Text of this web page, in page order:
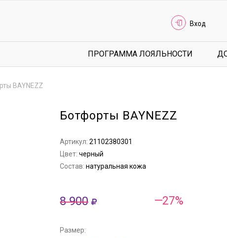
Вход
ПРОГРАММА ЛОЯЛЬНОСТИ
BAYNEZZ
Ботфорты BAYNEZZ
Артикул:21102380301
Цвет:черный
Состав:натуральная кожа
8 900 —27%
Размер: